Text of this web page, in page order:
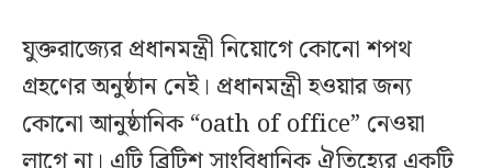
যুক্তরাজ্যের প্রধানমন্ত্রী নিয়োগে কোনো শপথ
গ্রহণের অনুষ্ঠান নেই। প্রধানমন্ত্রী হওয়ার জন্য
কোনো আনুষ্ঠানিক “oath of office” নেওয়া